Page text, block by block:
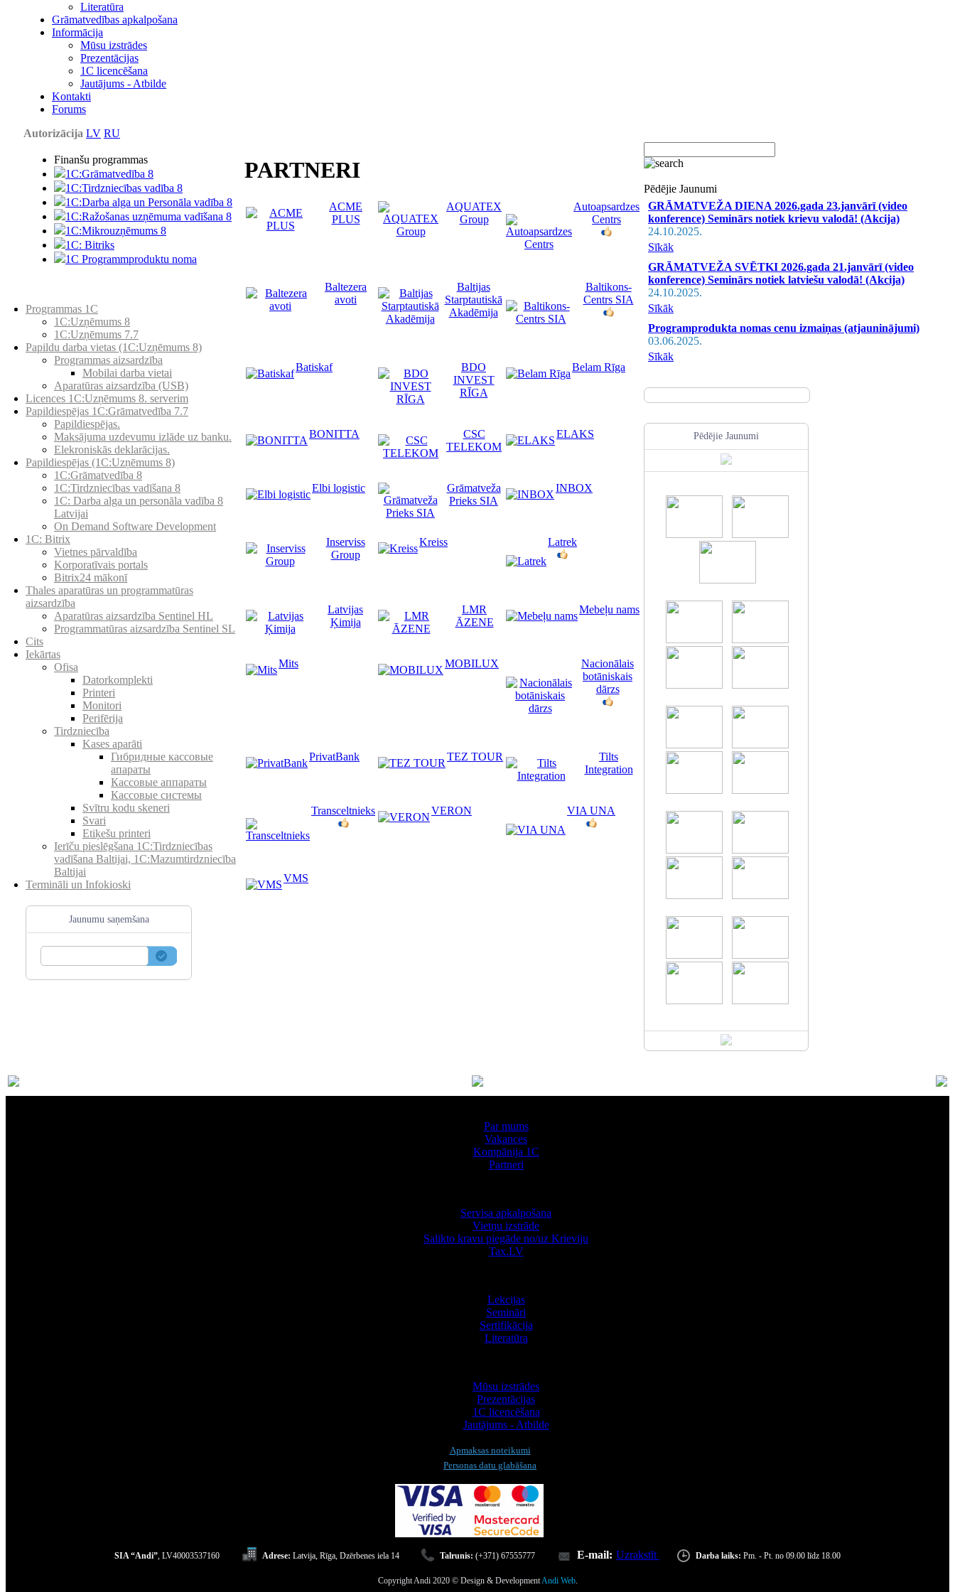
Literatūra
Grāmatvedības apkalpošana
Informācija
Mūsu izstrādes
Prezentācijas
1С licencēšana
Jautājums - Atbilde
Kontakti
Forums
Autorizācija LV RU
Finanšu programmas
1C:Grāmatvedība 8
1C:Tirdzniecības vadība 8
1C:Darba alga un Personāla vadība 8
1C:Ražošanas uzņēmuma vadīšana 8
1С:Мikrouzņēmums 8
1C: Bitriks
1C Programmproduktu noma
Programmas 1C
1C:Uzņēmums 8
1C:Uzņēmums 7.7
Papildu darba vietas (1C:Uzņēmums 8)
Programmas aizsardzība
Mobilai darba vietai
Aparatūras aizsardzība (USB)
Licences 1C:Uzņēmums 8. serverim
Papildiespējas 1C:Grāmatvedība 7.7
Papildiespējas.
Maksājuma uzdevumu izlāde uz banku.
Elekroniskās deklarācijas.
Papildiespējas (1C:Uzņēmums 8)
1C:Grāmatvedība 8
1C:Tirdzniecības vadīšana 8
1С: Darba alga un personāla vadība 8
Latvijai
On Demand Software Development
1C: Bitrix
Vietnes pārvaldība
Korporatīvais portals
Bitrix24 mākonī
Thales aparatūras un programmatūras
aizsardzība
Aparatūras aizsardzība Sentinel HL
Programmatūras aizsardzība Sentinel SL
Cits
Iekārtas
Ofisa
Datorkomplekti
Printeri
Monitori
Perifērija
Tirdzniecība
Kases aparāti
Гибридные кассовые
апараты
Кассовые аппараты
Кассовые системы
Svītru kodu skeneri
Svari
Etiķešu printeri
Ierīču pieslēgšana 1C:Tirdzniecības
vadīšana Baltijai, 1C:Mazumtirdzniecība
Baltijai
Termināli un Infokioski
Jaunumu saņemšana
PARTNERI
ACME
PLUS
AQUATEX
Group
Autoapsardzes
Centrs
Baltezera
avoti
Baltijas
Starptautiskā
Akadēmija
Baltikons-
Centrs SIA
Batiskaf
BDO
INVEST
RĪGA
Belam Rīga
BONITTA
CSC
TELEKOM
ELAKS
Elbi logistic
Grāmatveža
Prieks SIA
INBOX
Inserviss
Group
Kreiss Latrek
Latvijas
Ķimija
LMR
ĀZENE
Mebeļu nams
Mits MOBILUX
Nacionālais
botāniskais
dārzs
PrivatBank TEZ TOUR
Tilts
Integration
Transceltnieks VERON VIA UNA
VMS
Pēdējie Jaunumi
GRĀMATVEŽA DIENA 2026.gada 23.janvārī (video
konference) Seminārs notiek krievu valodā! (Akcija)
24.10.2025.
Sīkāk
GRĀMATVEŽA SVĒTKI 2026.gada 21.janvārī (video
konference) Seminārs notiek latviešu valodā! (Akcija)
24.10.2025.
Sīkāk
Programprodukta nomas cenu izmaiņas (atjauninājumi)
03.06.2025.
Sīkāk
Pēdējie Jaunumi
Par mums
Vakances
Kompānija 1С
Partneri
Servisa apkalpošana
Vietņu izstrāde
Salikto kravu piegāde no/uz Krieviju
Tax.LV
Lekcijas
Semināri
Sertifikācija
Literatūra
Mūsu izstrādes
Prezentācijas
1С licencēšana
Jautājums - Atbilde
Apmaksas noteikumi
Personas datu glabāšana
SIA “Andi”, LV40003537160 Adrese: Latvija, Rīga, Dzērbenes iela 14 Talrunis: (+371) 67555777 E-mail: Uzrakstīt Darba laiks: Pm. - Pt. no 09.00 līdz 18.00
Copyright Andi 2020 © Design & DevelopmentAndi Web.